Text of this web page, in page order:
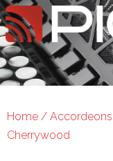
Home / Accordeons
Cherrywood